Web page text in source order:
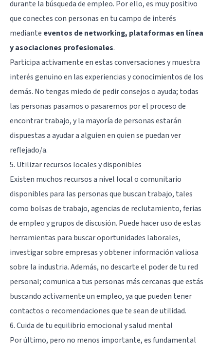
durante la búsqueda de empleo. Por ello, es muy positivo
que conectes con personas en tu campo de interés
mediante eventos de networking, plataformas en línea
y asociaciones profesionales.
Participa activamente en estas conversaciones y muestra
interés genuino en las experiencias y conocimientos de los
demás. No tengas miedo de pedir consejos o ayuda; todas
las personas pasamos o pasaremos por el proceso de
encontrar trabajo, y la mayoría de personas estarán
dispuestas a ayudar a alguien en quien se puedan ver
reflejado/a.
5. Utilizar recursos locales y disponibles
Existen muchos recursos a nivel local o comunitario
disponibles para las personas que buscan trabajo, tales
como bolsas de trabajo, agencias de reclutamiento, ferias
de empleo y grupos de discusión. Puede hacer uso de estas
herramientas para buscar oportunidades laborales,
investigar sobre empresas y obtener información valiosa
sobre la industria. Además, no descarte el poder de tu red
personal; comunica a tus personas más cercanas que estás
buscando activamente un empleo, ya que pueden tener
contactos o recomendaciones que te sean de utilidad.
6. Cuida de tu equilibrio emocional y salud mental
Por último, pero no menos importante, es fundamental